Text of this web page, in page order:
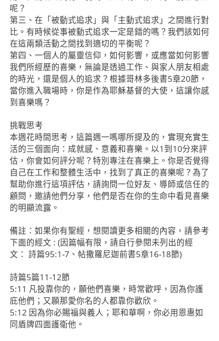
呢？
第三、在「被動式追求」與「主動式追求」之間進行對
比。有時候從事被動式追求一定是錯的嗎？我們該如何
在這兩類活動之間找到適切的平衡呢？
第四、一個人的屬靈信仰，如何影響，或應當如何影響
我們所經歷的喜樂，無論是透過工作、與家人朋友相處
的時光，還是個人的追求？根據哥林多後書5章20節，
當你進入職場時，你是作為耶穌基督的大使，這讓你感
到喜樂嗎？
挑戰思考
本週花時間思考，這篇週一嗎哪所提及的，實現充實生
活的三個面向：成就感、意義和喜樂。以1到10分來評
估，你會如何評分呢？特別專注在喜樂上。你是否覺得
自己在工作和整體生活中，找到了真正的喜樂呢？為了
幫助你進行這項評估，請詢問一位好友、導師或信任的
顧問，邀請他們分享，他們是否在你的生命中看見喜樂
的明顯流露。
備註：如果你有聖經，想閱讀更多相關的內容，請參考
下面的經文 : (因篇幅有限，請自行參閱未列出的經
文： 詩篇95:1-7、帖撒羅尼迦前書5章16-18節)
詩篇5篇11-12節
5:11 凡投靠你的，願他們喜樂，時常歡呼，因為你護
庇他們；又願那愛你名的人都靠你歡欣。
5:12 因為你必賜福與義人；耶和華啊，你必用恩惠如
同盾牌四面護衛他。